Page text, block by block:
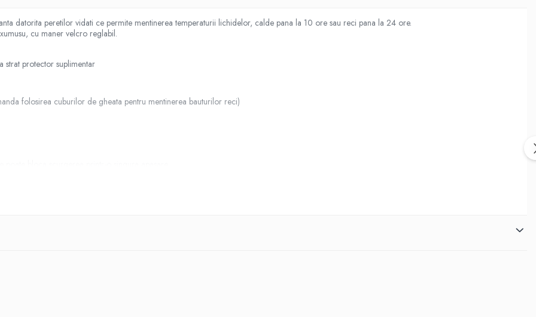
datorita peretilor vidati ce permite mentinerea temperaturii lichidelor, calde pana la 10 ore sau reci pana la 24 ore.
cu maner velcro reglabil.
strat protector suplimentar
folosirea cuburilor de gheata pentru mentinerea bauturilor reci)